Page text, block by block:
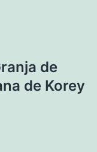
de
de Korey